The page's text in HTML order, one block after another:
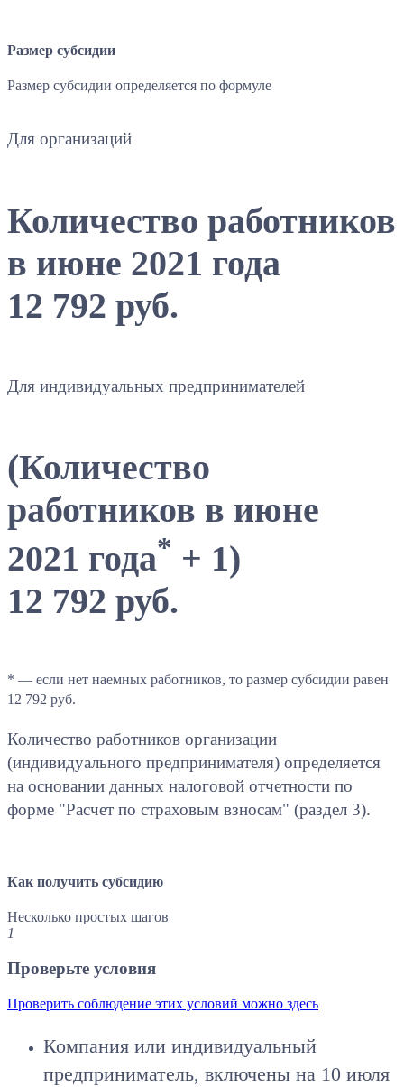
Размер субсидии
Размер субсидии определяется по формуле
Для организаций
Количество работников
в июне 2021 года
12 792 руб.
Для индивидуальных предпринимателей
(Количество
работников в июне
2021 года* + 1)
12 792 руб.
* — если нет наемных работников, то размер субсидии равен
12 792 руб.
Количество работников организации
(индивидуального предпринимателя) определяется
на основании данных налоговой отчетности по
форме "Расчет по страховым взносам" (раздел 3).
Как получить субсидию
Несколько простых шагов
1
Проверьте условия
Проверить соблюдение этих условий можно здесь
Компания или индивидуальный
предприниматель, включены на 10 июля